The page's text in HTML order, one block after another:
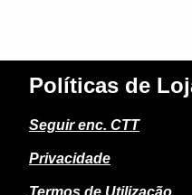
Políticas de
Seguir enc. CTT
Privacidade
Termos de Utilização